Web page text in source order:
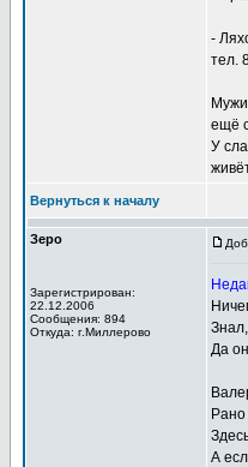
-
тел.
ещё
У
Вернуться к началу
Зеро
Зарегистрирован:
22.12.2006
Сообщения: 894
Откуда: г.Миллерово
Да
А